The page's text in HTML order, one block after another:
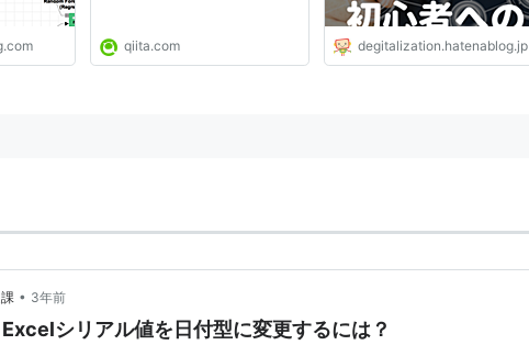
qiita.com degitalization.hatenablog.jp
• 3年前
シリアル値を日付型に変更するには？